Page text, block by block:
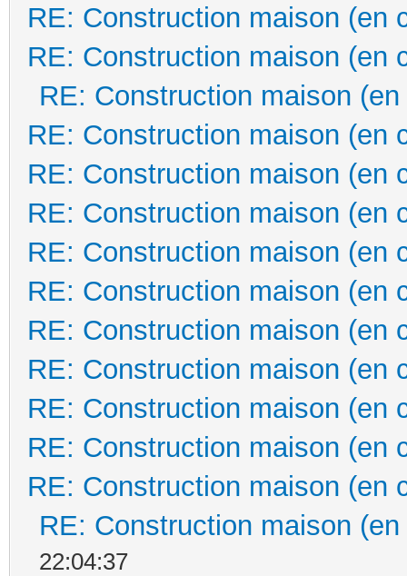
RE: Construction maison (en
RE: Construction maison (en
RE: Construction maison
RE: Construction maison (en
RE: Construction maison (en
RE: Construction maison (en
RE: Construction maison (en
RE: Construction maison (en
RE: Construction maison (en
RE: Construction maison (en
RE: Construction maison (en
RE: Construction maison (en
RE: Construction maison (en
RE: Construction maison
22:04:37